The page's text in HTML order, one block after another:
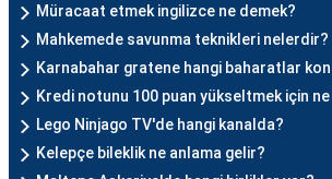
Müracaat etmek ingilizce ne demek?
Mahkemede savunma teknikleri nelerdir?
Karnabahar gratene hangi baharatlar
Kredi notunu 100 puan yükseltmek için ne
Lego Ninjago TV'de hangi kanalda?
Kelepçe bileklik ne anlama gelir?